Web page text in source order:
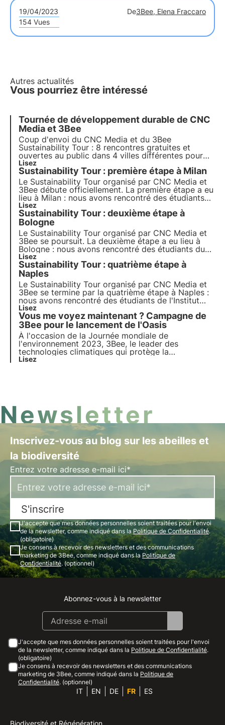
19/04/2023 De3Bee, Elena Fraccaro
154 Vues
Autres actualités
Vous pourriez être intéressé
Tournée de développement durable de CNC
Media et 3Bee
Coup d'envoi du CNC Media et du 3Bee
Sustainability Tour : 8 rencontres gratuites et
ouvertes au public dans 4 villes différentes pour
sensibiliser les lycéens et les étudiants aux
thématiques des Objectifs de développement
durable (ODD) de l'Agenda 2030 de l'ONU.
Lisez
Sustainability Tour : première étape à Milan
Le Sustainability Tour organisé par CNC Media et
3Bee débute officiellement. La première étape a eu
lieu à Milan : nous avons rencontré des étudiants
du Liceo Carducci et de l'Università Cattolica pour
faire de lasensibilisationsur la biodiversité,
l'Agenda 2030 et les Objectifs de développement
durable.
Lisez
Sustainability Tour : deuxième étape à
Bologne
Le Sustainability Tour organisé par CNC Media et
3Bee se poursuit. La deuxième étape a eu lieu à
Bologne : nous avons rencontré des étudiants du
lycée Augusto Righi et de l'université Alma Mater
Studiorum pour faire de lasensibilisationsur la
biodiversité, l'Agenda 2030 et les Objectifs de
développement durable.
Lisez
Sustainability Tour : quatrième étape à
Naples
Le Sustainability Tour organisé par CNC Media et
3Bee se termine par la quatrième étape à Naples :
nous avons rencontré des étudiants de l'Institut
Fermi Gadda et de l'Université de Naples Federico
II pour faire de la sensibilisation sur la biodiversité,
l'Agenda 2030 et les Objectifs de développement
durable.
Lisez
Vous me voyez maintenant ? Campagne de
3Bee pour le lancement de l'Oasis
À l'occasion de la Journée mondiale de
l'environnement 2023, 3Bee, le leader des
technologies climatiques qui protège la
biodiversité grâce aux technologies, lance une
Lisez
Newsletter
Inscrivez-vous au blog sur les abeilles et
la biodiversité
Entrez votre adresse e-mail ici*
S'inscrire
J'accepte que mes données personnelles soient traitées pour l'envoi
de la newsletter, comme indiqué dans la Politique de Confidentialité.
(obligatoire)
Je consens à recevoir des newsletters et des communications
marketing de 3Bee, comme indiqué dans la Politique de
Confidentialité. (optionnel)
Instagram
Facebook
Linkedin
Youtube
Abonnez-vous à la newsletter
J'accepte que mes données personnelles soient traitées pour l'envoi
de la newsletter, comme indiqué dans la Politique de Confidentialité.
(obligatoire)
Je consens à recevoir des newsletters et des communications
marketing de 3Bee, comme indiqué dans la Politique de
Confidentialité. (optionnel)
IT EN DE FR ES
Biodiversité et Régénération